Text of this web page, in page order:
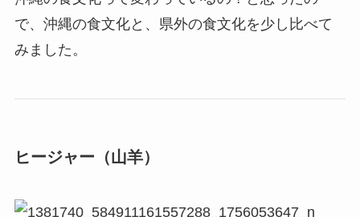
で、沖縄の食文化と、県外の食文化を少し比べて
みました。
ヒージャー（山羊）